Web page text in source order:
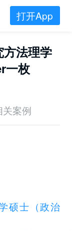
打开App
法理学
一枚
关案例
硕士（政治